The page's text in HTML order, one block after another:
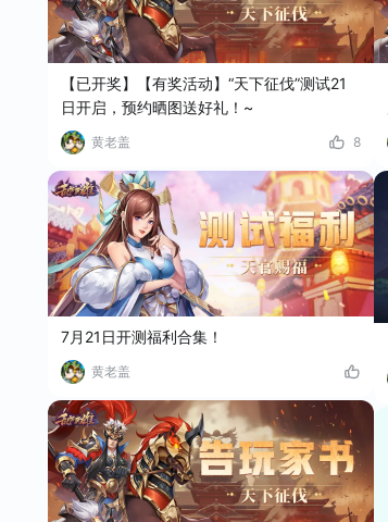
【已开奖】【有奖活动】“天下征伐”测试21
日开启，预约晒图送好礼！~
黄老盖 8
7月21日开测福利合集！
黄老盖